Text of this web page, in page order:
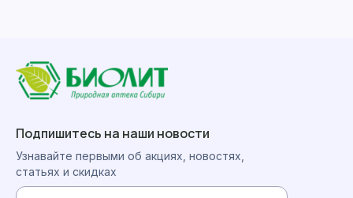
Подпишитесь на наши новости
Узнавайте первыми об акциях, новостях,
статьях и скидках